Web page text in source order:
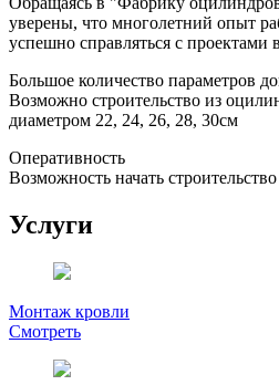
уверены, что многолетний опыт
успешно справляться с проектами
Большое количество параметров
Возможно строительство из
диаметром 22, 24, 26, 28, 30см
Оперативность
Возможность начать строительство
Услуги
Монтаж кровли
Смотреть